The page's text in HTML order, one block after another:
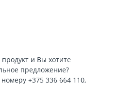
и Вы хотите
предложение?
+375 336 664 110,